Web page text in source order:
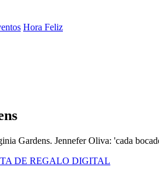
Hora Feliz
Gardens. Jennefer Oliva: 'cada
DE REGALO DIGITAL